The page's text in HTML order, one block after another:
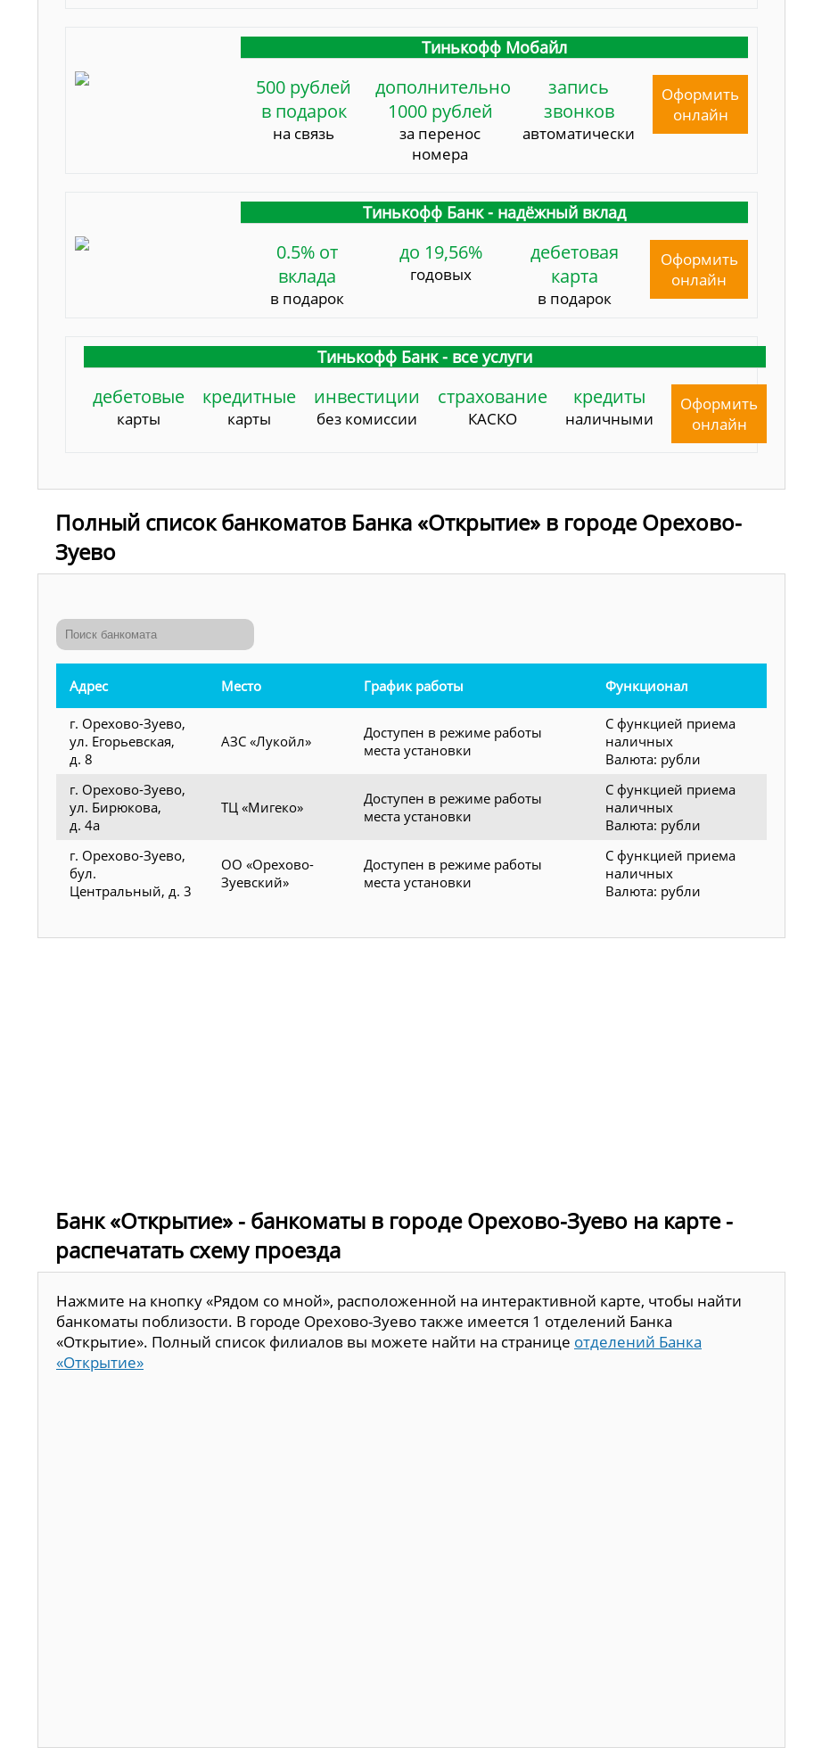
Тинькофф Мобайл
500 рублей
в подарок
на связь
дополнительно
1000 рублей
за перенос
номера
запись
звонков
автоматически
Оформить
онлайн
Тинькофф Банк - надёжный вклад
0.5% от
вклада
в подарок
до 19,56%
годовых
дебетовая
карта
в подарок
Оформить
онлайн
Тинькофф Банк - все услуги
дебетовые
карты
кредитные
карты
инвестиции
без комиссии
страхование
КАСКО
кредиты
наличными
Оформить
онлайн
Полный список банкоматов Банка «Открытие» в городе Орехово-
Зуево
Адрес Место График работы Функционал
г. Орехово-Зуево,
ул. Егорьевская,
д. 8
АЗС «Лукойл»
Доступен в режиме работы
места установки
С функцией приема
наличных
Валюта: рубли
г. Орехово-Зуево,
ул. Бирюкова,
д. 4а
ТЦ «Мигеко»
Доступен в режиме работы
места установки
С функцией приема
наличных
Валюта: рубли
г. Орехово-Зуево,
бул.
Центральный, д. 3
ОО «Орехово-
Зуевский»
Доступен в режиме работы
места установки
С функцией приема
наличных
Валюта: рубли
Банк «Открытие» - банкоматы в городе Орехово-Зуево на карте -
распечатать схему проезда
Нажмите на кнопку «Рядом со мной», расположенной на интерактивной карте, чтобы найти
банкоматы поблизости. В городе Орехово-Зуево также имеется 1 отделений Банка
«Открытие». Полный список филиалов вы можете найти на странице отделений Банка
«Открытие»